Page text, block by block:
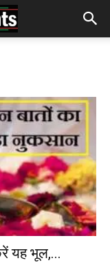
यह भूल,...